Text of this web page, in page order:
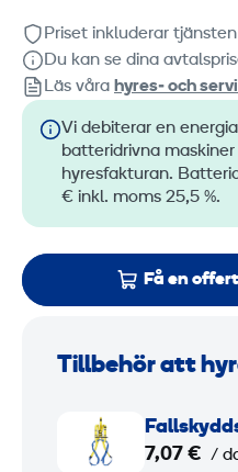
Priset inkluderar tjänsten
Du kan se dina
Läs våra hyres‑ och
Vi debiterar en
batteridrivna
hyresfakturan.
€ inkl. moms 25,5 %.
Få en offert
Tillbehör att
7,07 € /